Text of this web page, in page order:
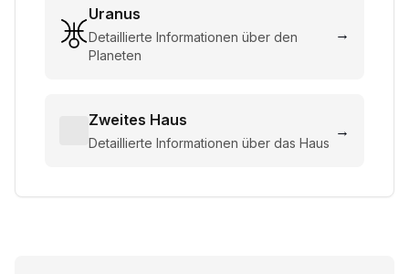
Uranus
Detaillierte Informationen über den
Planeten
→
Zweites Haus
Detaillierte Informationen über das Haus
→